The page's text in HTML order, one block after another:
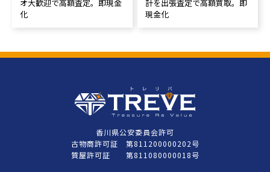
オ大歓迎で高額査定。即現金
化
計を出張査定で高額買取。即
現金化
香川県公安委員会許可
古物商許可証 第811200000202号
質屋許可証 第811080000018号